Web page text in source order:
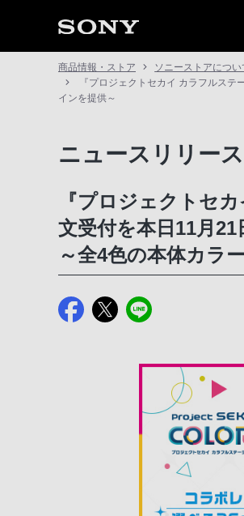
商品情報・ストア ソニーストアについ
『プロジェクトセカイ カラフルス
インを提供～
ニュースリリース
『プロジェクトセ
文受付を本日11月
～全4色の本体カラ